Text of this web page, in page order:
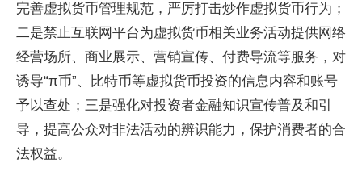
完善虚拟货币管理规范，严厉打击炒作虚拟货币行为；
二是禁止互联网平台为虚拟货币相关业务活动提供网络
经营场所、商业展示、营销宣传、付费导流等服务，对
诱导“π币”、比特币等虚拟货币投资的信息内容和账号
予以查处；三是强化对投资者金融知识宣传普及和引
导，提高公众对非法活动的辨识能力，保护消费者的合
法权益。